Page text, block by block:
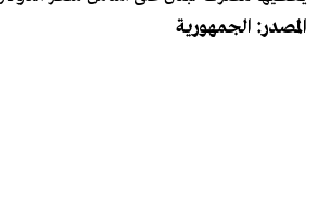
المصدر: الجمهورية